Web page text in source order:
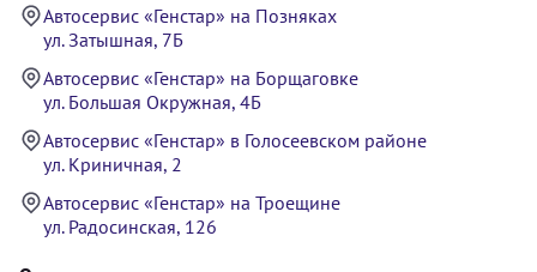
Автосервис «Генстар» на Позняках
ул. Затышная, 7Б
Автосервис «Генстар» на Борщаговке
ул. Большая Окружная, 4Б
Автосервис «Генстар» в Голосеевском районе
ул. Криничная, 2
Автосервис «Генстар» на Троещине
ул. Радосинская, 126